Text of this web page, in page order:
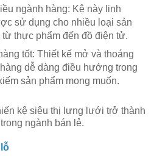
ngành hàng: Kệ này linh
sử dụng cho nhiều loại sản
từ thực phẩm đến đồ điện tử.
tốt: Thiết kế mở và thoáng
dễ dàng điều hướng trong
sản phẩm mong muốn.
kệ siêu thị lưng lưới trở thành
ngành bán lẻ.